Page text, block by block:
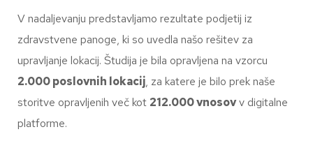
V nadaljevanju predstavljamo rezultate podjetij iz
zdravstvene panoge, ki so uvedla našo rešitev za
upravljanje lokacij. Študija je bila opravljena na vzorcu
2.000 poslovnih lokacij, za katere je bilo prek naše
storitve opravljenih več kot 212.000 vnosovv digitalne
platforme.